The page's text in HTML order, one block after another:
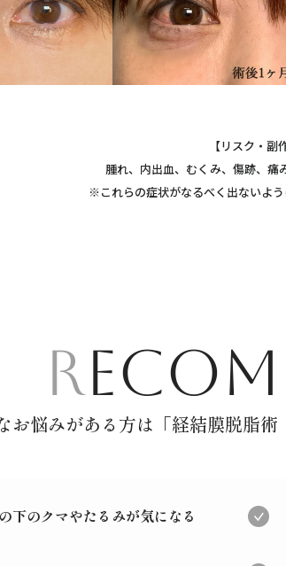
【リスク・副
腫れ、内出血、むくみ、傷跡、痛
※これらの症状がなるべく出ないよう
お悩みがある方は「経結膜脱脂
下のクマやたるみが気になる